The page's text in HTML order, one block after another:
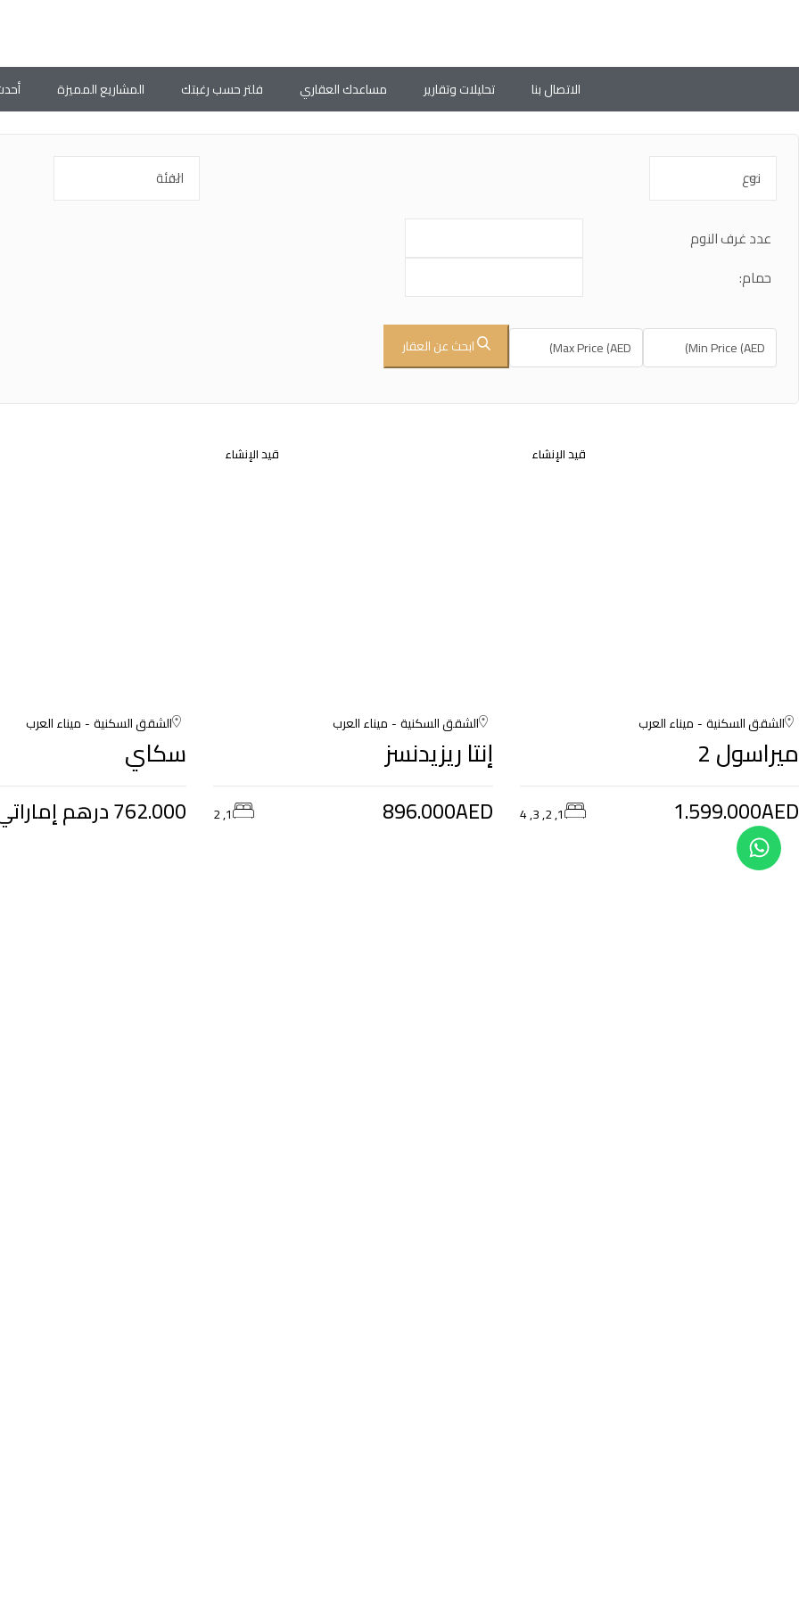
المشاريع المميزة فلتر حسب رغبتك مساعدك العقاري تحليلات وتقارير الاتصال بنا
عدد غرف النوم
حمام:
ابحث عن العقار
قيد الإنشاء
الشقق السكنية ميناء العرب
ميراسول 2
1.599.000AED
1, 2, 3, 4
قيد الإنشاء
الشقق السكنية ميناء العرب
إنتا ريزيدنسز
896.000AED
1, 2
الشقق السكنية ميناء العرب
سكاي
762.000 درهم إماراتي